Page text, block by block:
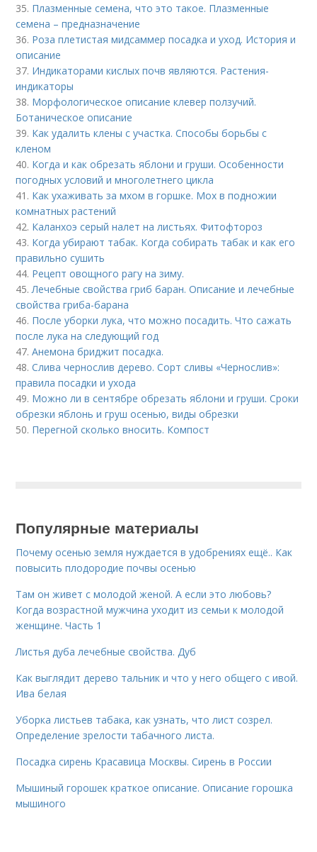
35. Плазменные семена, что это такое. Плазменные
семена – предназначение
36. Роза плетистая мидсаммер посадка и уход. История и
описание
37. Индикаторами кислых почв являются. Растения-
индикаторы
38. Морфологическое описание клевер ползучий.
Ботаническое описание
39. Как удалить клены с участка. Способы борьбы с
кленом
40. Когда и как обрезать яблони и груши. Особенности
погодных условий и многолетнего цикла
41. Как ухаживать за мхом в горшке. Мох в подножии
комнатных растений
42. Каланхоэ серый налет на листьях. Фитофтороз
43. Когда убирают табак. Когда собирать табак и как его
правильно сушить
44. Рецепт овощного рагу на зиму.
45. Лечебные свойства гриб баран. Описание и лечебные
свойства гриба-барана
46. После уборки лука, что можно посадить. Что сажать
после лука на следующий год
47.Анемона бриджит посадка.
48.Слива чернослив дерево. Сорт сливы «Чернослив»:
правила посадки и ухода
49. Можно ли в сентябре обрезать яблони и груши. Сроки
обрезки яблонь и груш осенью, виды обрезки
50. Перегной сколько вносить. Компост
Популярные материалы
Почему осенью земля нуждается в удобрениях ещё.. Как
повысить плодородие почвы осенью
Там он живет с молодой женой. А если это любовь?
Когда возрастной мужчина уходит из семьи к молодой
женщине. Часть 1
Листья дуба лечебные свойства. Дуб
Как выглядит дерево тальник и что у него общего с ивой.
Ива белая
Уборка листьев табака, как узнать, что лист созрел.
Определение зрелости табачного листа.
Посадка сирень Красавица Москвы. Сирень в России
Мышиный горошек краткое описание. Описание горошка
мышиного